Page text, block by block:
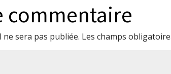
commentaire
sera pas publiée. Les champs